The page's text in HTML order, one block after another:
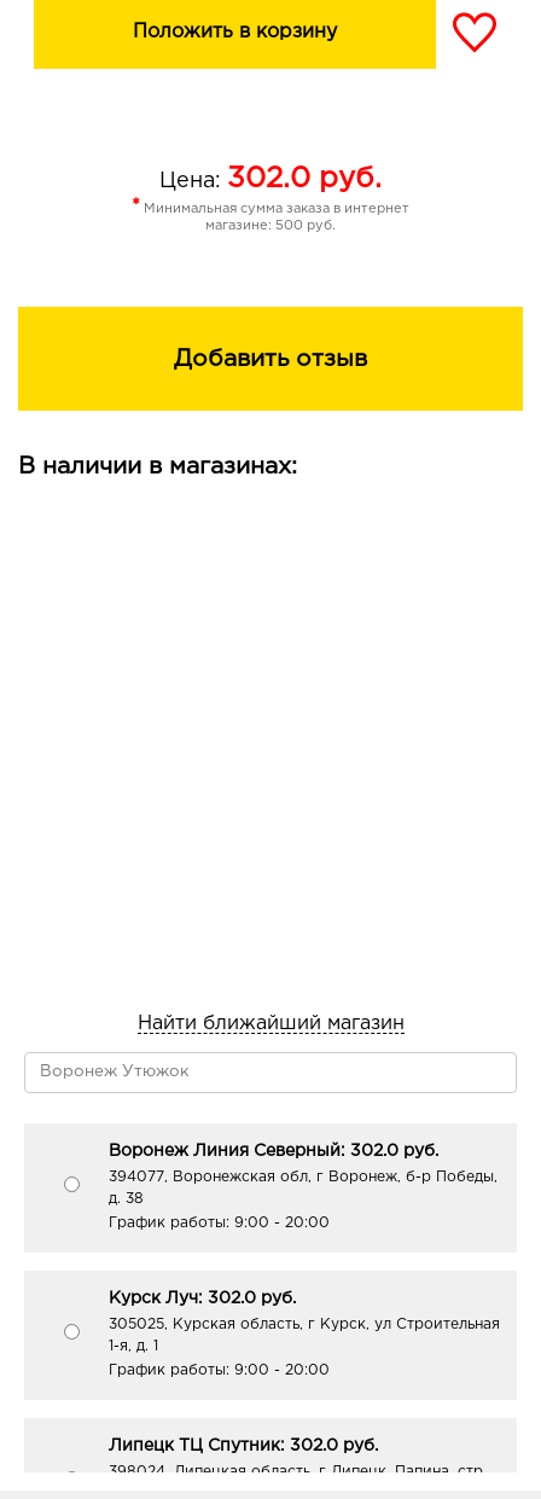
Положить в корзину
Цена: 302.0 руб.
* Минимальная сумма заказа в интернет
магазине: 500 руб.
Добавить отзыв
В наличии в магазинах:
Найти ближайший магазин
Воронеж Линия Северный: 302.0 руб.
394077, Воронежская обл, г Воронеж, б-р Победы,
д. 38
График работы: 9:00 - 20:00
Курск Луч: 302.0 руб.
305025, Курская область, г Курск, ул Строительная
1-я, д. 1
График работы: 9:00 - 20:00
Липецк ТЦ Спутник: 302.0 руб.
398024, Липецкая область, г Липецк, Папина, стр.